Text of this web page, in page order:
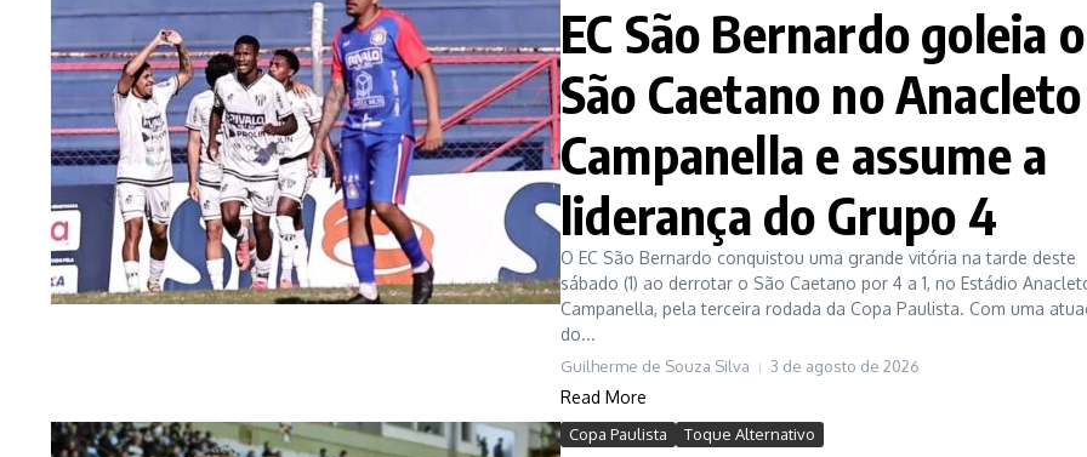
EC São Bernardo goleia o
São Caetano no Anacleto
Campanella e assume a
liderança do Grupo 4
O EC São Bernardo conquistou uma grande vitória na tarde deste
sábado (1) ao derrotar o São Caetano por 4 a 1, no Estádio
Campanella, pela terceira rodada da Copa Paulista. Com uma
do...
Guilherme de Souza Silva 3 de agosto de 2026
Read More
Copa Paulista Toque Alternativo